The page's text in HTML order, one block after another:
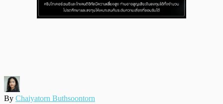
By Chaiyatorn Buthsoontorn